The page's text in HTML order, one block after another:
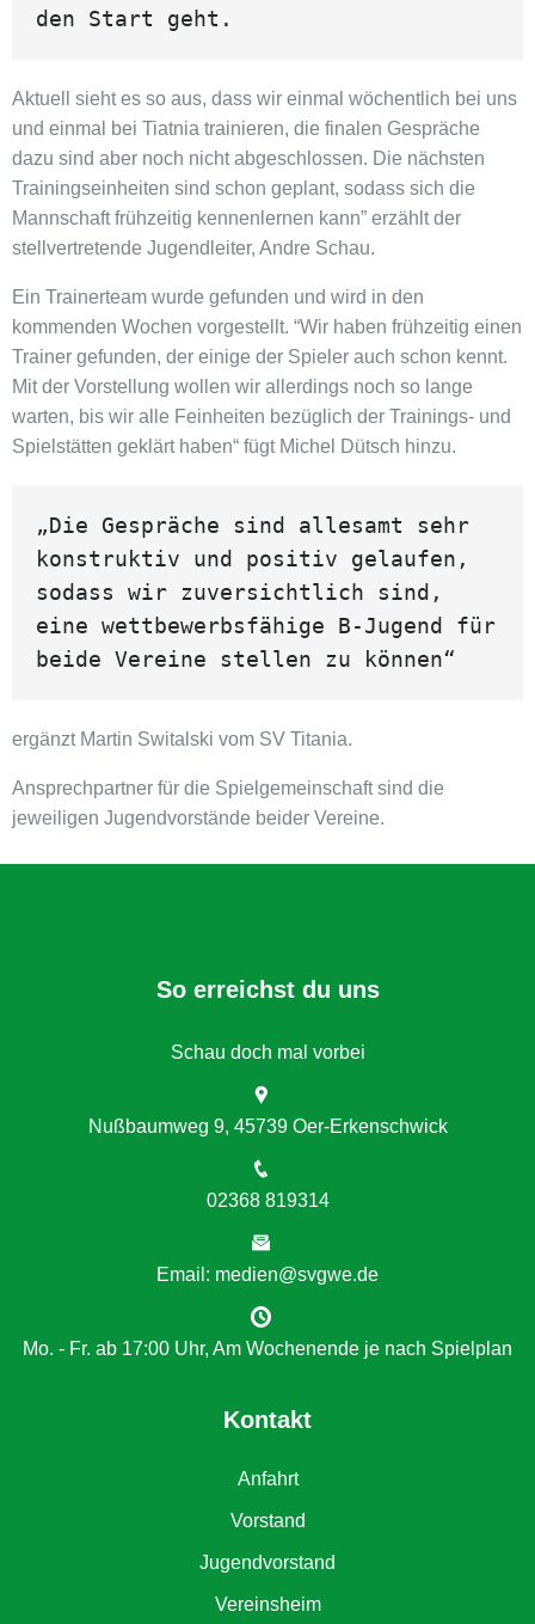
den Start geht.
Aktuell sieht es so aus, dass wir einmal wöchentlich bei uns
und einmal bei Tiatnia trainieren, die finalen Gespräche
dazu sind aber noch nicht abgeschlossen. Die nächsten
Trainingseinheiten sind schon geplant, sodass sich die
Mannschaft frühzeitig kennenlernen kann” erzählt der
stellvertretende Jugendleiter, Andre Schau.
Ein Trainerteam wurde gefunden und wird in den
kommenden Wochen vorgestellt. “Wir haben frühzeitig einen
Trainer gefunden, der einige der Spieler auch schon kennt.
Mit der Vorstellung wollen wir allerdings noch so lange
warten, bis wir alle Feinheiten bezüglich der Trainings- und
Spielstätten geklärt haben“ fügt Michel Dütsch hinzu.
„Die Gespräche sind allesamt sehr
konstruktiv und positiv gelaufen,
sodass wir zuversichtlich sind,
eine wettbewerbsfähige B-Jugend für
beide Vereine stellen zu können“
ergänzt Martin Switalski vom SV Titania.
Ansprechpartner für die Spielgemeinschaft sind die
jeweiligen Jugendvorstände beider Vereine.
So erreichst du uns
Schau doch mal vorbei
Nußbaumweg 9, 45739 Oer-Erkenschwick
02368 819314
Email: medien@svgwe.de
Mo. - Fr. ab 17:00 Uhr, Am Wochenende je nach Spielplan
Kontakt
Anfahrt
Vorstand
Jugendvorstand
Vereinsheim